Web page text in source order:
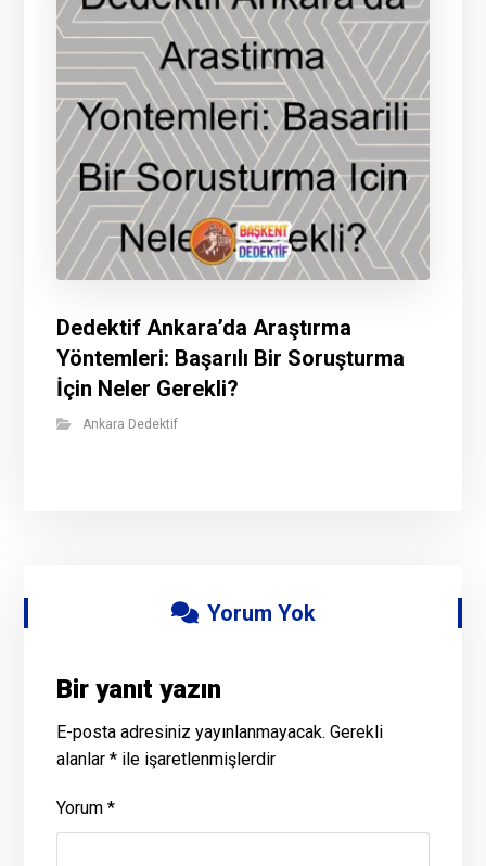
Dedektif Ankara’da Araştırma
Yöntemleri: Başarılı Bir Soruşturma
İçin Neler Gerekli?
Ankara Dedektif
Yorum Yok
Bir yanıt yazın
E-posta adresiniz yayınlanmayacak. Gerekli
alanlar* ile işaretlenmişlerdir
Yorum*